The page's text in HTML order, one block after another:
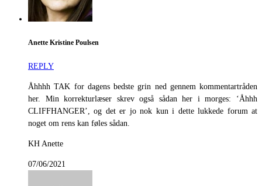
Anette Kristine Poulsen
REPLY
Åhhhh TAK for dagens bedste grin ned gennem kommentartråden
her. Min korrekturlæser skrev også sådan her i morges: ‘Åhhh
CLIFFHANGER’, og det er jo nok kun i dette lukkede forum at
noget om rens kan føles sådan.
KH Anette
07/06/2021